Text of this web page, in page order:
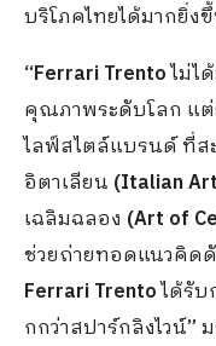
บริโภคไทยได้มากยิ่ง
“Ferrari Trentoไม่ไ
คุณภาพระดับโลก แ
ไลฟ์สไตล์แบรนด์ที่ส
อิตาเลียน (Italian
เฉลิมฉลอง (Art of
ช่วยถ่ายทอดแนวคิด
Ferrari Trentoได้รั
กกว่าสปาร์กลิงไวน์”